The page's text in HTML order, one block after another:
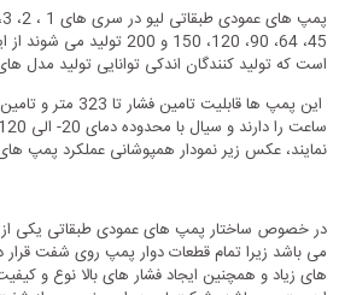
45، 64، 90، 120، 150 و 200
است که تولید کنندگان اندکی توانایی تولید مدل های بالاتر از
نمایند، عکس زیر نمودار همپوشانی عملکرد پمپ
در خصوص ساختار پمپ های عمودی طبقاتی یکی
می باشد زیرا تمام قطعات دوار پمپ روی شفت قرار
های زیاد و همچنین ایجاد فشار های بالا نوع و